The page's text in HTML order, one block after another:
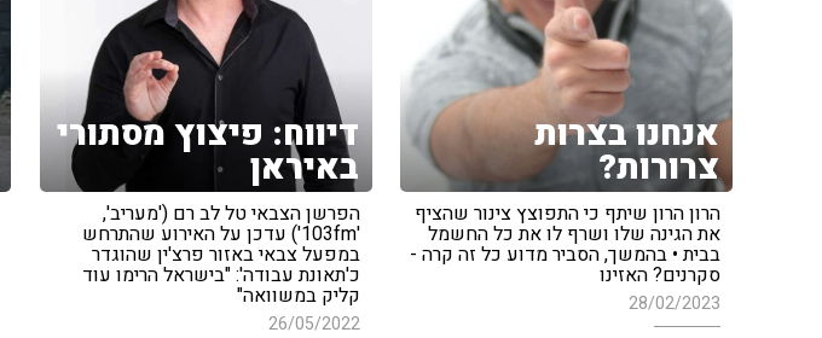
אנחנו בצרות
צרורות?
הרון הרון שיתף כי התפוצץ צינור שהציף
את הגינה שלו ושרף לו את כל החשמל
בבית • בהמשך, הסביר מדוע כל זה קרה -
סקרנים? האזינו
28/02/2023
דיווח: פיצוץ מסתורי
באיראן
הפרשן הצבאי טל לב רם ('מעריב',
'103fm') עדכן על האירוע שהתרחש
במפעל צבאי באזור פרצ'ין שהוגדר
כ'תאונת עבודה': "בישראל הרימו עוד
קליק במשוואה"
26/05/2022